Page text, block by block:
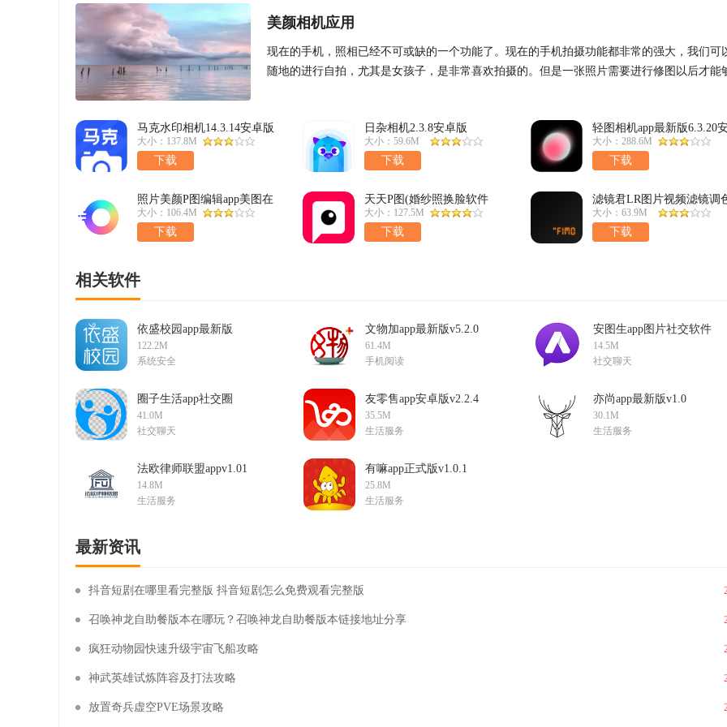
美颜相机应用
现在的手机，照相已经不可或缺的一个功能了。现在的手机拍摄功能都非常的强大，我们可
随地的进行自拍，尤其是女孩子，是非常喜欢拍摄的。但是一张照片需要进行修图以后才能
马克水印相机14.3.14安卓版
大小：137.8M
下载
日杂相机2.3.8安卓版
大小：59.6M
下载
轻图相机app最新版6.3.20
卓版
大小：288.6M
下载
照片美颜P图编辑app美图在
线制作软件v2.3.2
大小：106.4M
下载
天天P图(婚纱照换脸软件
app)7.2.0.4.363免费版
大小：127.5M
下载
滤镜君LR图片视频滤镜调
大师APP4.2.7安卓版
大小：63.9M
下载
相关软件
依盛校园app最新版
v2.1.25.08
122.2M
系统安全
文物加app最新版v5.2.0
61.4M
手机阅读
安图生app图片社交软件
v2.1.0
14.5M
社交聊天
圈子生活app社交圈
v2.0.5
41.0M
社交聊天
友零售app安卓版v2.2.4
35.5M
生活服务
亦尚app最新版v1.0
30.1M
生活服务
法欧律师联盟appv1.01
14.8M
生活服务
有嘛app正式版v1.0.1
25.8M
生活服务
最新资讯
抖音短剧在哪里看完整版 抖音短剧怎么免费观看完整版
召唤神龙自助餐版本在哪玩？召唤神龙自助餐版本链接地址分享
疯狂动物园快速升级宇宙飞船攻略
神武英雄试炼阵容及打法攻略
放置奇兵虚空PVE场景攻略